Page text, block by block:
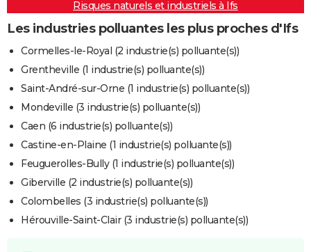
Carte de Noël
Carte Bonne année
Carte Saint-Valentin
Carte Pâques
Carte d'anniversaire
DICTIONNAIRE
COPAINS D'AVANT
FORUM
Risques naturels et industriels à Ifs
Les industries polluantes les plus proches d'Ifs
Cormelles-le-Royal (2 industrie(s) polluante(s))
Grentheville (1 industrie(s) polluante(s))
Saint-André-sur-Orne (1 industrie(s) polluante(s))
Mondeville (3 industrie(s) polluante(s))
Caen (6 industrie(s) polluante(s))
Castine-en-Plaine (1 industrie(s) polluante(s))
Feuguerolles-Bully (1 industrie(s) polluante(s))
Giberville (2 industrie(s) polluante(s))
Colombelles (3 industrie(s) polluante(s))
Hérouville-Saint-Clair (3 industrie(s) polluante(s))